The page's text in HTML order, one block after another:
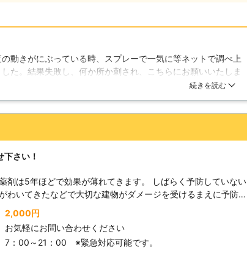
、ぜひとも私たちアールズホールディングスにシロアリ駆除を
さい。皆さまの家をシロアリの被害から全力で守らせていただ
シロアリ以外の害虫であっても、例えばゴキブリやムカデなど
ておりますのでぜひともご相談ください。
動きがにぶっている時、スプレーで一気に等ネットで調べ上
た。結果失敗し、何か所か刺され、こちらにお願いいたしま
ないですね、さすがプロです。ものの数秒で撃退していただ
続きを読む
さい！
剤は5年ほどで効果が薄れてきます。 しばらく予防していない
わいてきたなどで大切な建物がダメージを受けるまえに予防を
ージを受けてしまうと建物の構造
りではなく家の資産価値も下がります。 定期的な予防剤の
ましょう！
2,000円
お気軽にお問い合わせください
7：00～21：00 ※緊急対応可能です。